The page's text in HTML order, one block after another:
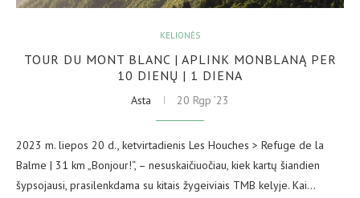
KELIONĖS
TOUR DU MONT BLANC | APLINK MONBLANĄ PER
10 DIENŲ | 1 DIENA
Asta 20 Rgp ’23
2023 m. liepos 20 d., ketvirtadienis Les Houches > Refuge de la
Balme | 31 km „Bonjour!“, – nesuskaičiuočiau, kiek kartų šiandien
šypsojausi, prasilenkdama su kitais žygeiviais TMB kelyje. Kai…